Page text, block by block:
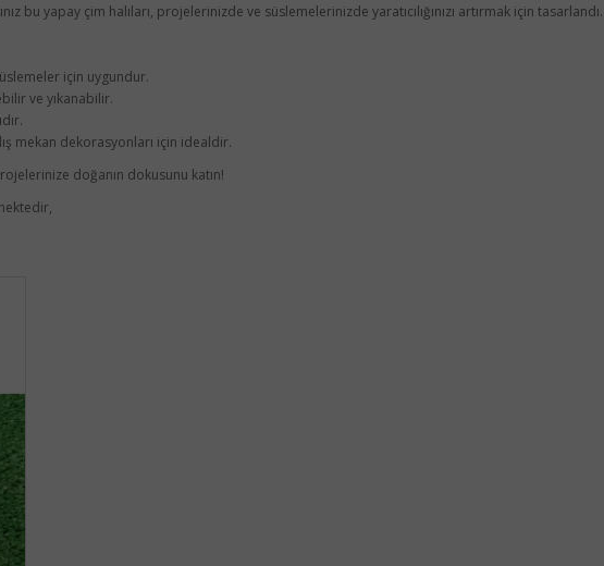
bu yapay çim halıları, projelerinizde ve süslemelerinizde yaratıcılığınızı artırmak için tasarlandı.
için uygundur.
ve yıkanabilir.
mekan dekorasyonları için idealdir.
doğanın dokusunu katın!